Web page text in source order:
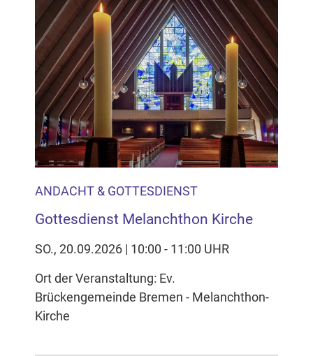
ANDACHT & GOTTESDIENST
Gottesdienst Melanchthon Kirche
SO., 20.09.2026 | 10:00 - 11:00 UHR
Ort der Veranstaltung: Ev.
Brückengemeinde Bremen - Melanchthon-
Kirche